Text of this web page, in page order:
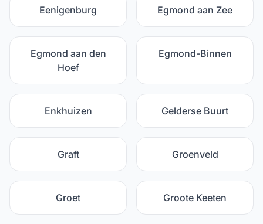
Eenigenburg Egmond aan Zee
Egmond aan den
Hoef
Egmond-Binnen
Enkhuizen Gelderse Buurt
Graft Groenveld
Groet Groote Keeten